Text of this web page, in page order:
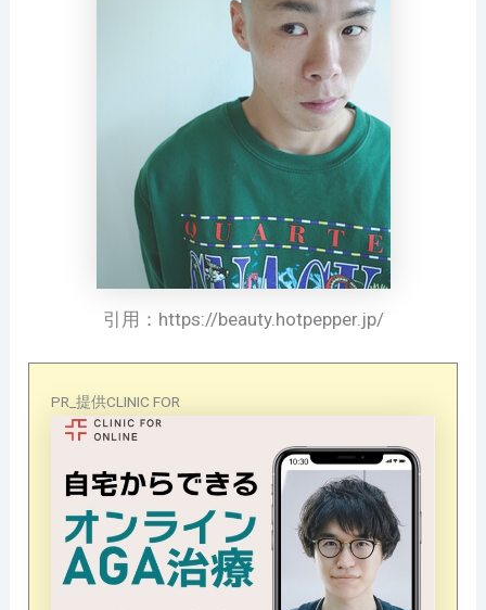
引用：https://beauty.hotpepper.jp/
PR_提供CLINIC FOR